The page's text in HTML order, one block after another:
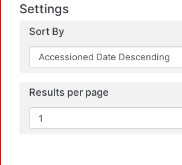
Settings
Sort By
Results per page